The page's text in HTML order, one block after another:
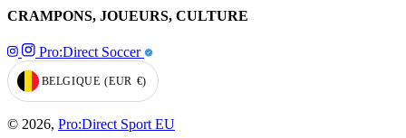
Pro:Direct Soccer
GEOLOCATION BUTTON: BELGIQUE, EUR, €
BELGIQUE (EUR €)
© 2026,Pro:Direct Sport EU